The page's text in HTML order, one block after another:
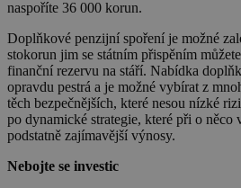
naspoříte 36 000 korun.
Doplňkové penzijní spoření je možné
stokorun jim se státním přispěním
finanční rezervu na stáří. Nabídka
opravdu pestrá a je možné vybírat z
těch bezpečnějších, které nesou nízké
po dynamické strategie, které při o něco
podstatně zajímavější výnosy.
Nebojte se investic